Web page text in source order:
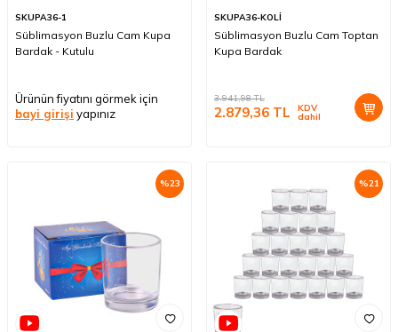
SKUPA36-1
Süblimasyon Buzlu Cam Kupa
Bardak - Kutulu
Ürünün fiyatını görmek için
bayi girişi yapınız
SKUPA36-KOLİ
Süblimasyon Buzlu Cam Toptan
Kupa Bardak
3.941,98TL
2.879,36 TL KDV
dahil
%23 %21